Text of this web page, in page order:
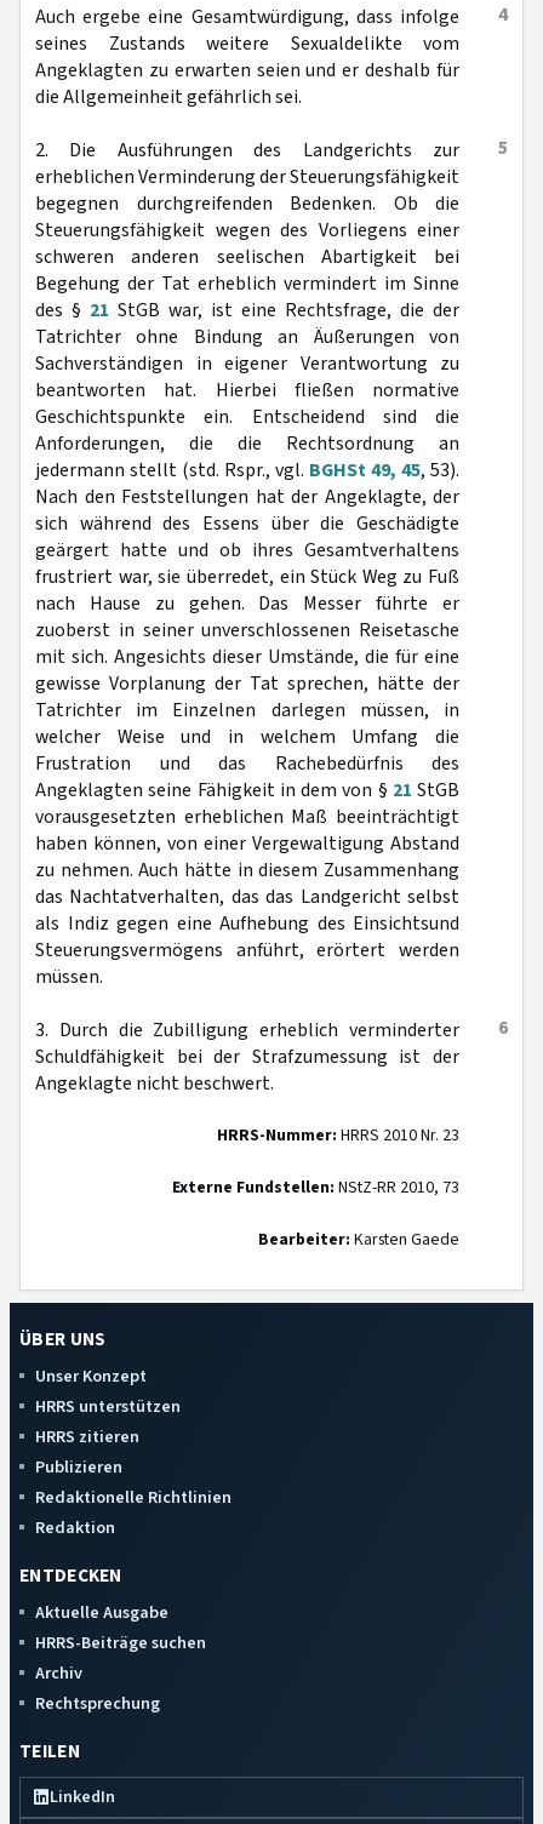
4
Auch ergebe eine Gesamtwürdigung, dass infolge
seines Zustands weitere Sexualdelikte vom
Angeklagten zu erwarten seien und er deshalb für
die Allgemeinheit gefährlich sei.
5
2. Die Ausführungen des Landgerichts zur
erheblichen Verminderung der Steuerungsfähigkeit
begegnen durchgreifenden Bedenken. Ob die
Steuerungsfähigkeit wegen des Vorliegens einer
schweren anderen seelischen Abartigkeit bei
Begehung der Tat erheblich vermindert im Sinne
des § 21 StGB war, ist eine Rechtsfrage, die der
Tatrichter ohne Bindung an Äußerungen von
Sachverständigen in eigener Verantwortung zu
beantworten hat. Hierbei fließen normative
Geschichtspunkte ein. Entscheidend sind die
Anforderungen, die die Rechtsordnung an
jedermann stellt (std. Rspr., vgl. BGHSt 49, 45, 53).
Nach den Feststellungen hat der Angeklagte, der
sich während des Essens über die Geschädigte
geärgert hatte und ob ihres Gesamtverhaltens
frustriert war, sie überredet, ein Stück Weg zu Fuß
nach Hause zu gehen. Das Messer führte er
zuoberst in seiner unverschlossenen Reisetasche
mit sich. Angesichts dieser Umstände, die für eine
gewisse Vorplanung der Tat sprechen, hätte der
Tatrichter im Einzelnen darlegen müssen, in
welcher Weise und in welchem Umfang die
Frustration und das Rachebedürfnis des
Angeklagten seine Fähigkeit in dem von § 21 StGB
vorausgesetzten erheblichen Maß beeinträchtigt
haben können, von einer Vergewaltigung Abstand
zu nehmen. Auch hätte in diesem Zusammenhang
das Nachtatverhalten, das das Landgericht selbst
als Indiz gegen eine Aufhebung des Einsichtsund
Steuerungsvermögens anführt, erörtert werden
müssen.
6
3. Durch die Zubilligung erheblich verminderter
Schuldfähigkeit bei der Strafzumessung ist der
Angeklagte nicht beschwert.
HRRS-Nummer: HRRS 2010 Nr. 23
Externe Fundstellen: NStZ-RR 2010, 73
Bearbeiter: Karsten Gaede
ÜBER UNS
Unser Konzept
HRRS unterstützen
HRRS zitieren
Publizieren
Redaktionelle Richtlinien
Redaktion
ENTDECKEN
Aktuelle Ausgabe
HRRS-Beiträge suchen
Archiv
Rechtsprechung
TEILEN
LinkedIn